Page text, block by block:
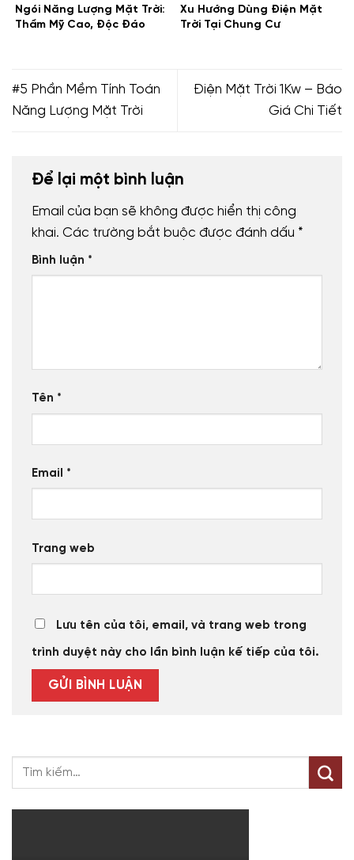
Ngói Năng Lượng Mặt Trời:
Thẩm Mỹ Cao, Độc Đáo
Xu Hướng Dùng Điện Mặt
Trời Tại Chung Cư
#5 Phần Mềm Tính Toán
Năng Lượng Mặt Trời
Điện Mặt Trời 1Kw – Báo
Giá Chi Tiết
Để lại một bình luận
Email của bạn sẽ không được hiển thị công
khai. Các trường bắt buộc được đánh dấu *
Bình luận *
Tên *
Email *
Trang web
Lưu tên của tôi, email, và trang web trong
trình duyệt này cho lần bình luận kế tiếp của tôi.